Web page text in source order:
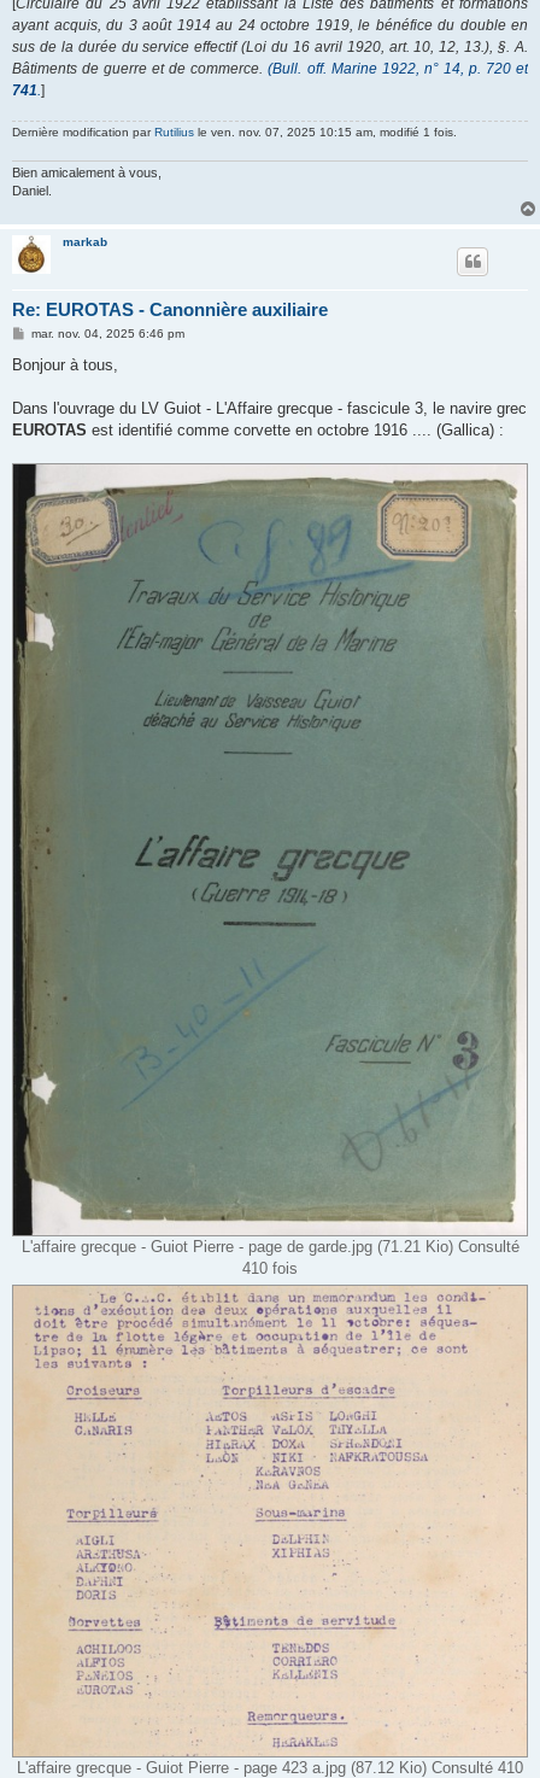
Circulaire du 25 avril 1922 établissant la Liste des bâtiments et formations
ayant acquis, du 3 août 1914 au 24 octobre 1919, le bénéfice du double en
sus de la durée du service effectif (Loi du 16 avril 1920, art. 10, 12, 13.), §. A.
Bâtiments de guerre et de commerce.(Bull. off. Marine 1922, n° 14, p. 720 et
741.]
Dernière modification par Rutilius le ven. nov. 07, 2025 10:15 am, modifié 1 fois.
Bien amicalement à vous,
Daniel.
markab
Re: EUROTAS - Canonnière auxiliaire
M
s
g
mar. nov. 04, 2025 6:46 pm
Bonjour à tous,
Dans l'ouvrage du LV Guiot - L'Affaire grecque - fascicule 3, le navire grec
EUROTAS est identifié comme corvette en octobre 1916 .... (Gallica) :
L'affaire grecque - Guiot Pierre - page de garde.jpg (71.21 Kio) Consulté
410 fois
L'affaire grecque - Guiot Pierre - page 423 a.jpg (87.12 Kio) Consulté 410